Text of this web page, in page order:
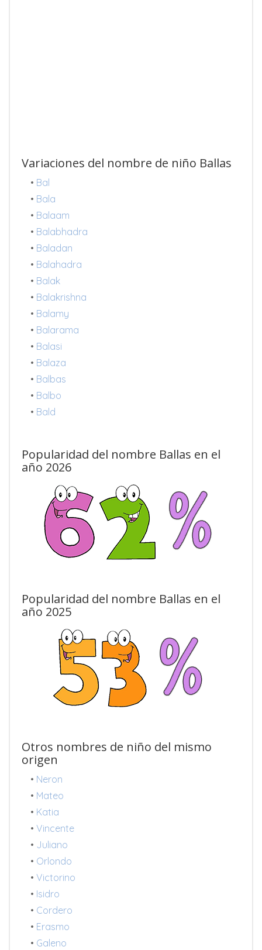
Variaciones del nombre de niño Ballas
• Bal
• Bala
• Balaam
• Balabhadra
• Baladan
• Balahadra
• Balak
• Balakrishna
• Balamy
• Balarama
• Balasi
• Balaza
• Balbas
• Balbo
• Bald
Popularidad del nombre Ballas en el
año 2026
Popularidad del nombre Ballas en el
año 2025
Otros nombres de niño del mismo
origen
• Neron
• Mateo
• Katia
• Vincente
• Juliano
• Orlondo
• Victorino
• Isidro
• Cordero
• Erasmo
• Galeno